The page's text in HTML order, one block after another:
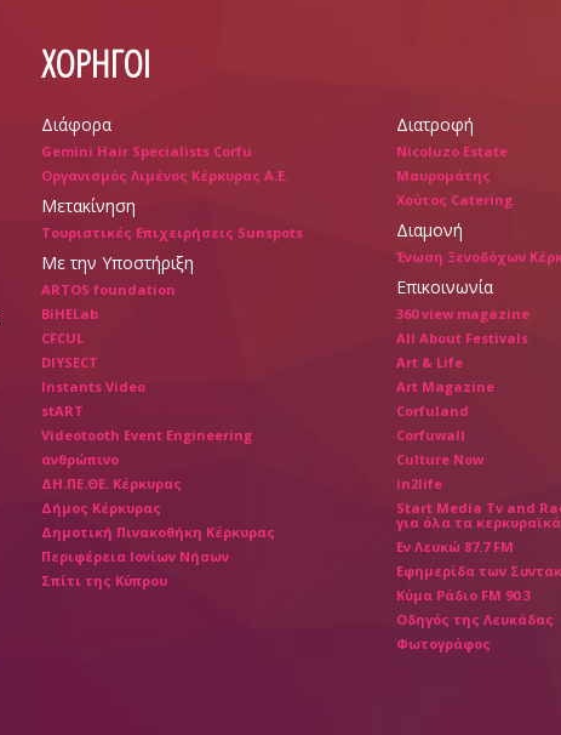
ΧΟΡΗΓΟΙ
Διάφορα
Gemini Hair Specialists Corfu
Οργανισμός Λιμένος Κέρκυρας Α.Ε.
Μετακίνηση
Τουριστικές Επιχειρήσεις Sunspots
Με την Υποστήριξη
ARTOS foundation
BiHELab
CFCUL
DIYSECT
Instants Video
stART
Videotooth Event Engineering
ανθρώπινο
ΔΗ.ΠΕ.ΘΕ. Κέρκυρας
Δήμος Κέρκυρας
Δημοτική Πινακοθήκη Κέρκυρας
Περιφέρεια Ιονίων Νήσων
Σπίτι της Κύπρου
Διατροφή
Nicoluzo Estate
Μαυρομάτης
Χούτος Catering
Διαμονή
Ένωση Ξενοδόχων
Επικοινωνία
360 view magazine
All About Festivals
Art & Life
Art Magazine
Corfuland
Corfuwall
Culture Now
in2life
Start Media Tv and
για όλα τα
Εν Λευκώ 87.7 FM
Εφημερίδα των
Κύμα Ράδιο FM 90.3
Οδηγός της Λευκάδας
Φωτογράφος